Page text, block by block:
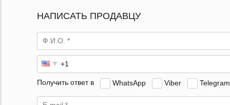
НАПИСАТЬ ПРОДАВЦУ
Получить ответ в WhatsApp Viber Telegram